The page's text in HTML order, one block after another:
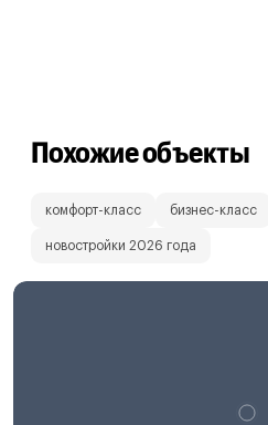
Похожие объекты
комфорт-класс бизнес-класс
новостройки 2026 года